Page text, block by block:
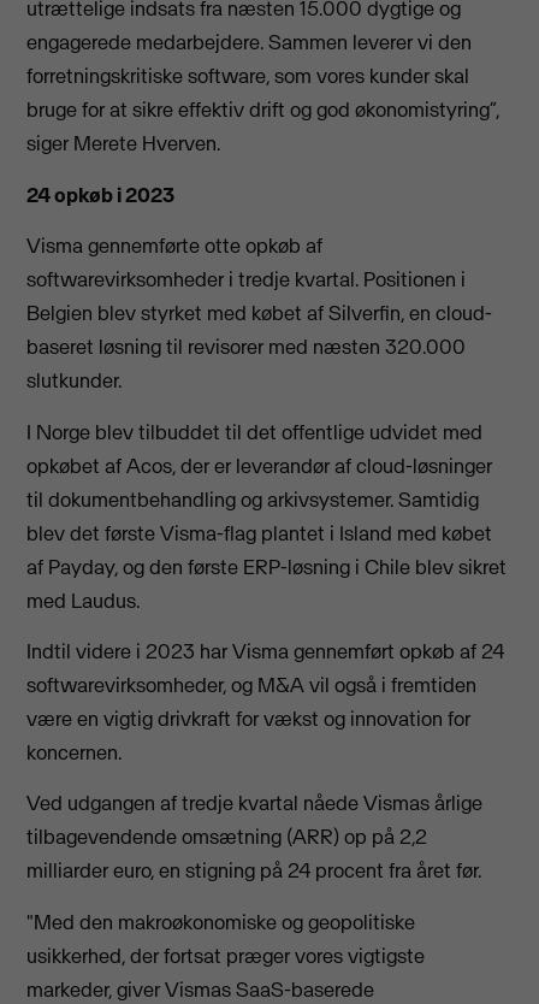
utrættelige indsats fra næsten 15.000 dygtige og
engagerede medarbejdere. Sammen leverer vi den
forretningskritiske software, som vores kunder skal
bruge for at sikre effektiv drift og god økonomistyring”,
siger Merete Hverven.
24 opkøb i 2023
Visma gennemførte otte opkøb af
softwarevirksomheder i tredje kvartal. Positionen i
Belgien blev styrket med købet af Silverfin, en cloud-
baseret løsning til revisorer med næsten 320.000
slutkunder.
I Norge blev tilbuddet til det offentlige udvidet med
opkøbet af Acos, der er leverandør af cloud-løsninger
til dokumentbehandling og arkivsystemer. Samtidig
blev det første Visma-flag plantet i Island med købet
af Payday, og den første ERP-løsning i Chile blev sikret
med Laudus.
Indtil videre i 2023 har Visma gennemført opkøb af 24
softwarevirksomheder, og M&A vil også i fremtiden
være en vigtig drivkraft for vækst og innovation for
koncernen.
Ved udgangen af ​​tredje kvartal nåede Vismas årlige
tilbagevendende omsætning (ARR) op på 2,2
milliarder euro, en stigning på 24 procent fra året før.
"Med den makroøkonomiske og geopolitiske
usikkerhed, der fortsat præger vores vigtigste
markeder, giver Vismas SaaS-baserede